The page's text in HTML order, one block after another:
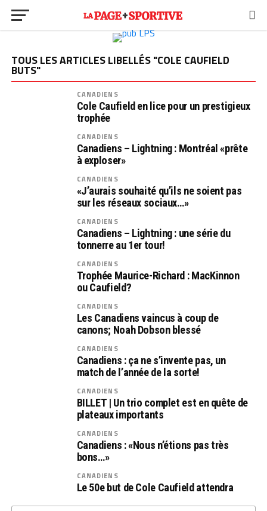
TOUS LES ARTICLES LIBELLÉS "COLE CAUFIELD
BUTS"
CANADIENS
Cole Caufield en lice pour un prestigieux
trophée
CANADIENS
Canadiens – Lightning : Montréal «prête
à exploser»
CANADIENS
«J’aurais souhaité qu’ils ne soient pas
sur les réseaux sociaux…»
CANADIENS
Canadiens – Lightning : une série du
tonnerre au 1er tour!
CANADIENS
Trophée Maurice-Richard : MacKinnon
ou Caufield?
CANADIENS
Les Canadiens vaincus à coup de
canons; Noah Dobson blessé
CANADIENS
Canadiens : ça ne s’invente pas, un
match de l’année de la sorte!
CANADIENS
BILLET | Un trio complet est en quête de
plateaux importants
CANADIENS
Canadiens : «Nous n’étions pas très
bons…»
CANADIENS
Le 50e but de Cole Caufield attendra